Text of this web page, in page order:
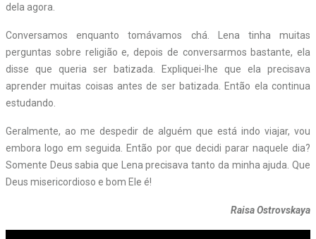
dela agora.
Conversamos enquanto tomávamos chá. Lena tinha muitas
perguntas sobre religião e, depois de conversarmos bastante, ela
disse que queria ser batizada. Expliquei-lhe que ela precisava
aprender muitas coisas antes de ser batizada. Então ela continua
estudando.
Geralmente, ao me despedir de alguém que está indo viajar, vou
embora logo em seguida. Então por que decidi parar naquele dia?
Somente Deus sabia que Lena precisava tanto da minha ajuda. Que
Deus misericordioso e bom Ele é!
Raisa Ostrovskaya